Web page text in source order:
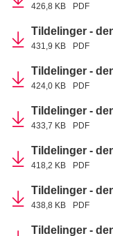
426,8 KB PDF
Tildelinger -
431,9 KB PDF
Tildelinger -
424,0 KB PDF
Tildelinger -
433,7 KB PDF
Tildelinger -
418,2 KB PDF
Tildelinger -
438,8 KB PDF
Tildelinger -